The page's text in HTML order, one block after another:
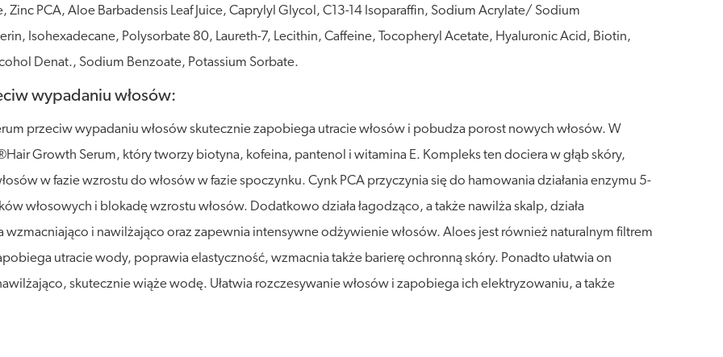
PCA, Aloe Barbadensis Leaf Juice, Caprylyl Glycol, C13-14 Isoparaffin, Sodium Acrylate/ Sodium
Isohexadecane, Polysorbate 80, Laureth-7, Lecithin, Caffeine, Tocopheryl Acetate, Hyaluronic Acid, Biotin,
Denat., Sodium Benzoate, Potassium Sorbate.
wypadaniu włosów:
przeciw wypadaniu włosów skutecznie zapobiega utracie włosów i pobudza porost nowych włosów. W
Growth Serum, który tworzy biotyna, kofeina, pantenol i witamina E. Kompleks ten dociera w głąb skóry,
w fazie wzrostu do włosów w fazie spoczynku. Cynk PCA przyczynia się do hamowania działania enzymu 5-
włosowych i blokadę wzrostu włosów. Dodatkowo działa łagodząco, a także nawilża skalp, działa
i nawilżająco oraz zapewnia intensywne odżywienie włosów. Aloes jest również naturalnym filtrem
utracie wody, poprawia elastyczność, wzmacnia także barierę ochronną skóry. Ponadto ułatwia on
skutecznie wiąże wodę. Ułatwia rozczesywanie włosów i zapobiega ich elektryzowaniu, a także